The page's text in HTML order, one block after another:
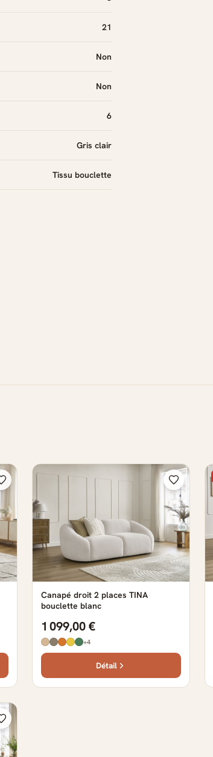
21
Non
Non
6
Gris clair
Tissu bouclette
Canapé droit 2 places TINA
bouclette blanc
1 099,00 €
+4
Détail